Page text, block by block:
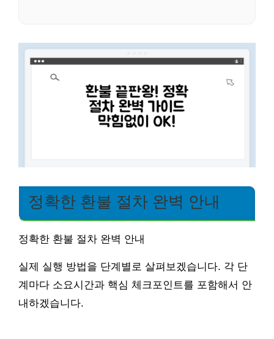
정확한 환불 절차 완벽 안내
정확한 환불 절차 완벽 안내
실제 실행 방법을 단계별로 살펴보겠습니다. 각 단
계마다 소요시간과 핵심 체크포인트를 포함해서 안
내하겠습니다.